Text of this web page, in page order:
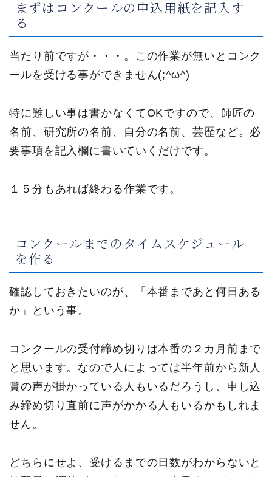
まずはコンクールの申込用紙を記入す
る
当たり前ですが・・・。この作業が無いとコンク
ールを受ける事ができません(;^ω^)
特に難しい事は書かなくてOKですので、師匠の
名前、研究所の名前、自分の名前、芸歴など。必
要事項を記入欄に書いていくだけです。
１５分もあれば終わる作業です。
コンクールまでのタイムスケジュール
を作る
確認しておきたいのが、「本番まであと何日ある
か」という事。
コンクールの受付締め切りは本番の２カ月前まで
と思います。なので人によっては半年前から新人
賞の声が掛かっている人もいるだろうし、申し込
み締め切り直前に声がかかる人もいるかもしれま
せん。
どちらにせよ、受けるまでの日数がわからないと